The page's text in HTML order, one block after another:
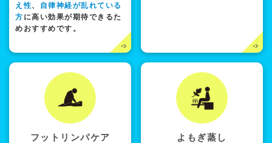
え性、
自律神経が乱れている
方 に高い効果が期待できるた
めおすすめです。
フットリンパケア よもぎ蒸し